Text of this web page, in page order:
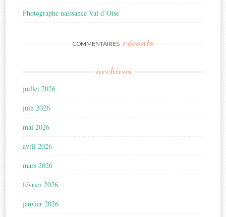
Photographe naissance Val d’Oise
COMMENTAIRES récents
archives
juillet 2026
juin 2026
mai 2026
avril 2026
mars 2026
février 2026
janvier 2026